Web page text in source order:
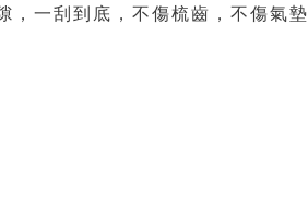
，一刮到底， 不傷梳齒，不傷氣墊